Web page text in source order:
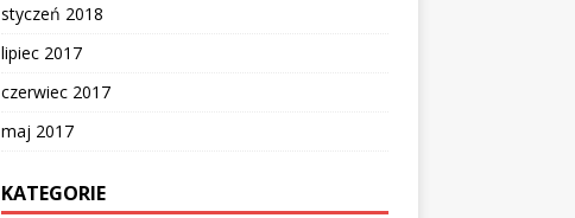
styczeń 2018
lipiec 2017
czerwiec 2017
maj 2017
KATEGORIE